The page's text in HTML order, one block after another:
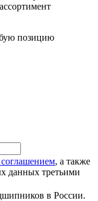
позицию
соглашением, а также
данных третьими